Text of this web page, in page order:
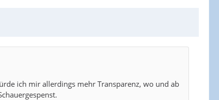
ich mir allerdings mehr Transparenz, wo und ab